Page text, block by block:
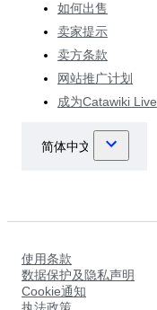
如何出售
卖家提示
卖方条款
网站推广计划
成为Catawiki
使用条款
数据保护及隐私声明
Cookie通知